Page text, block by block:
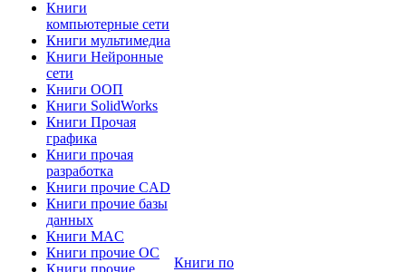
Книги
компьютерные сети
Книги мультимедиа
Книги Нейронные
сети
Книги ООП
Книги SolidWorks
Книги Прочая
графика
Книги прочая
разработка
Книги прочие CAD
Книги прочие базы
данных
Книги MAC
Книги прочие ОС
Книги прочие
Книги по